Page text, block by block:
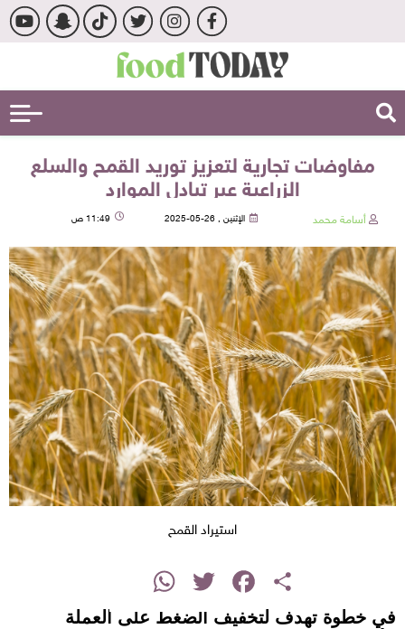
مفاوضات تجارية لتعزيز توريد القمح والسلع
الزراعية عبر تبادل الموارد
أسامة محمد الإثنين , 26-05-2025 11:49 ص
استيراد القمح
Share
Facebook
Twitter
WhatsApp
في خطوة تهدف لتخفيف الضغط على العملة